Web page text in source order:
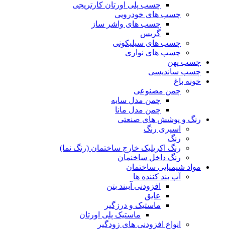
چسب پلی اورتان کارتریجی
چسب های خودرویی
چسب های واشر ساز
گریس
چسب های سیلیکونی
چسب های نواری
چسب پهن
چسب ساندیسی
خونه باغ
چمن مصنوعی
چمن مدل سایه
چمن مدل مانا
رنگ و پوشش های صنعتی
اسپری رنگ
رنگ
رنگ اکریلیک خارج ساختمان (رنگ نما)
رنگ داخل ساخنمان
مواد شیمیایی ساختمان
آب بند کننده ها
افزودنی آببند بتن
عایق
ماستیک و درزگیر
ماستیک پلی اورتان
انواع افزودنی های زودگیر